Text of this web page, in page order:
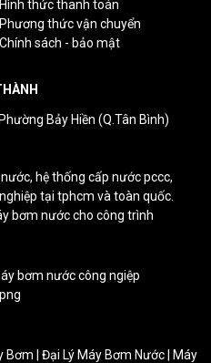
Hình thức thanh toán
Phương thức vận chuyển
Chính sách - bảo mật
Bảy Hiền (Q.Tân Bình)
hệ thống cấp nước pccc,
tại tphcm và toàn quốc.
bơm nước cho công trình
Bơm | Đại Lý Máy Bơm Nước | Máy